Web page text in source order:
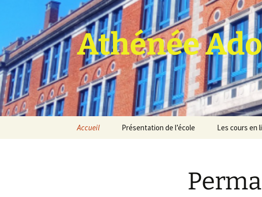
Athénée
Accueil Présentation de l’école Les cours en